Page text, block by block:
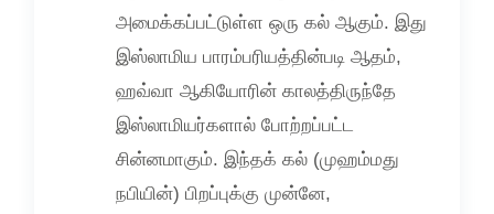
அமைக்கப்பட்டுள்ள ஒரு கல் ஆகும். இது
இஸ்லாமிய பாரம்பரியத்தின்படி ஆதம்,
ஹவ்வா ஆகியோரின் காலத்திருந்தே
இஸ்லாமியர்களால் போற்றப்பட்ட
சின்னமாகும். இந்தக் கல் (முஹம்மது
நபியின்) பிறப்புக்கு முன்னே,